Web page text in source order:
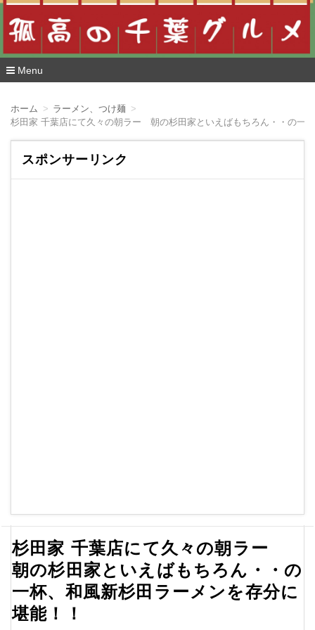
Menu
ホーム
ラーメン、つけ麺
杉田家 千葉店にて久々の朝ラー 朝の杉田家といえばもちろん・・の一
スポンサーリンク
杉田家 千葉店にて久々の朝ラー
朝の杉田家といえばもちろん・・の
一杯、和風新杉田ラーメンを存分に
堪能！！